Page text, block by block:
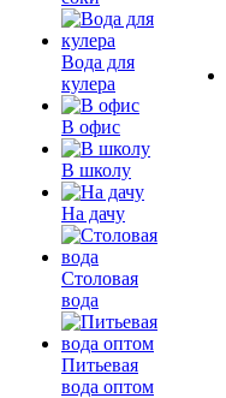
Вода для
кулера
В офис
В школу
На дачу
Столовая
вода
Питьевая
вода оптом